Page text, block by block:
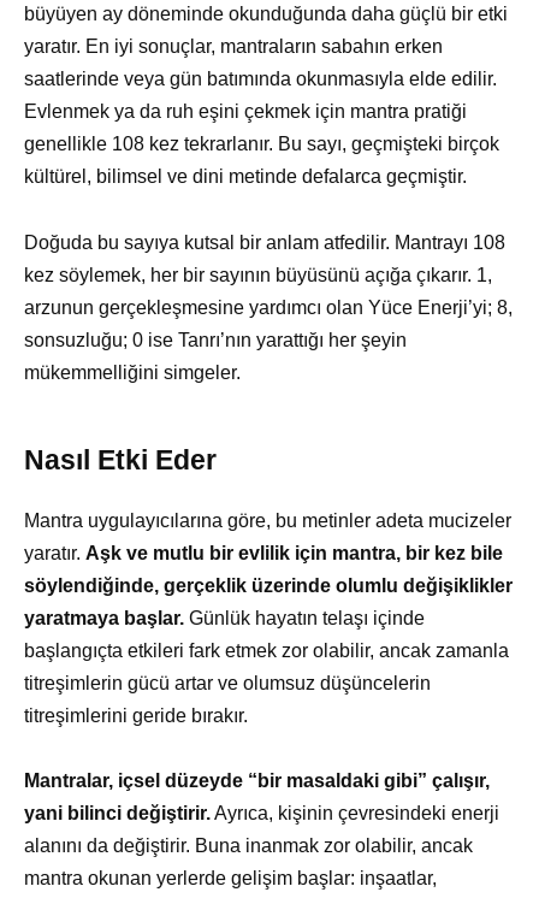
büyüyen ay döneminde okunduğunda daha güçlü bir etki
yaratır. En iyi sonuçlar, mantraların sabahın erken
saatlerinde veya gün batımında okunmasıyla elde edilir.
Evlenmek ya da ruh eşini çekmek için mantra pratiği
genellikle 108 kez tekrarlanır. Bu sayı, geçmişteki birçok
kültürel, bilimsel ve dini metinde defalarca geçmiştir.
Doğuda bu sayıya kutsal bir anlam atfedilir. Mantrayı 108
kez söylemek, her bir sayının büyüsünü açığa çıkarır. 1,
arzunun gerçekleşmesine yardımcı olan Yüce Enerji’yi; 8,
sonsuzluğu; 0 ise Tanrı’nın yarattığı her şeyin
mükemmelliğini simgeler.
Nasıl Etki Eder
Mantra uygulayıcılarına göre, bu metinler adeta mucizeler
yaratır. Aşk ve mutlu bir evlilik için mantra, bir kez bile
söylendiğinde, gerçeklik üzerinde olumlu değişiklikler
yaratmaya başlar. Günlük hayatın telaşı içinde
başlangıçta etkileri fark etmek zor olabilir, ancak zamanla
titreşimlerin gücü artar ve olumsuz düşüncelerin
titreşimlerini geride bırakır.
Mantralar, içsel düzeyde “bir masaldaki gibi” çalışır,
yani bilinci değiştirir.Ayrıca, kişinin çevresindeki enerji
alanını da değiştirir. Buna inanmak zor olabilir, ancak
mantra okunan yerlerde gelişim başlar: inşaatlar,